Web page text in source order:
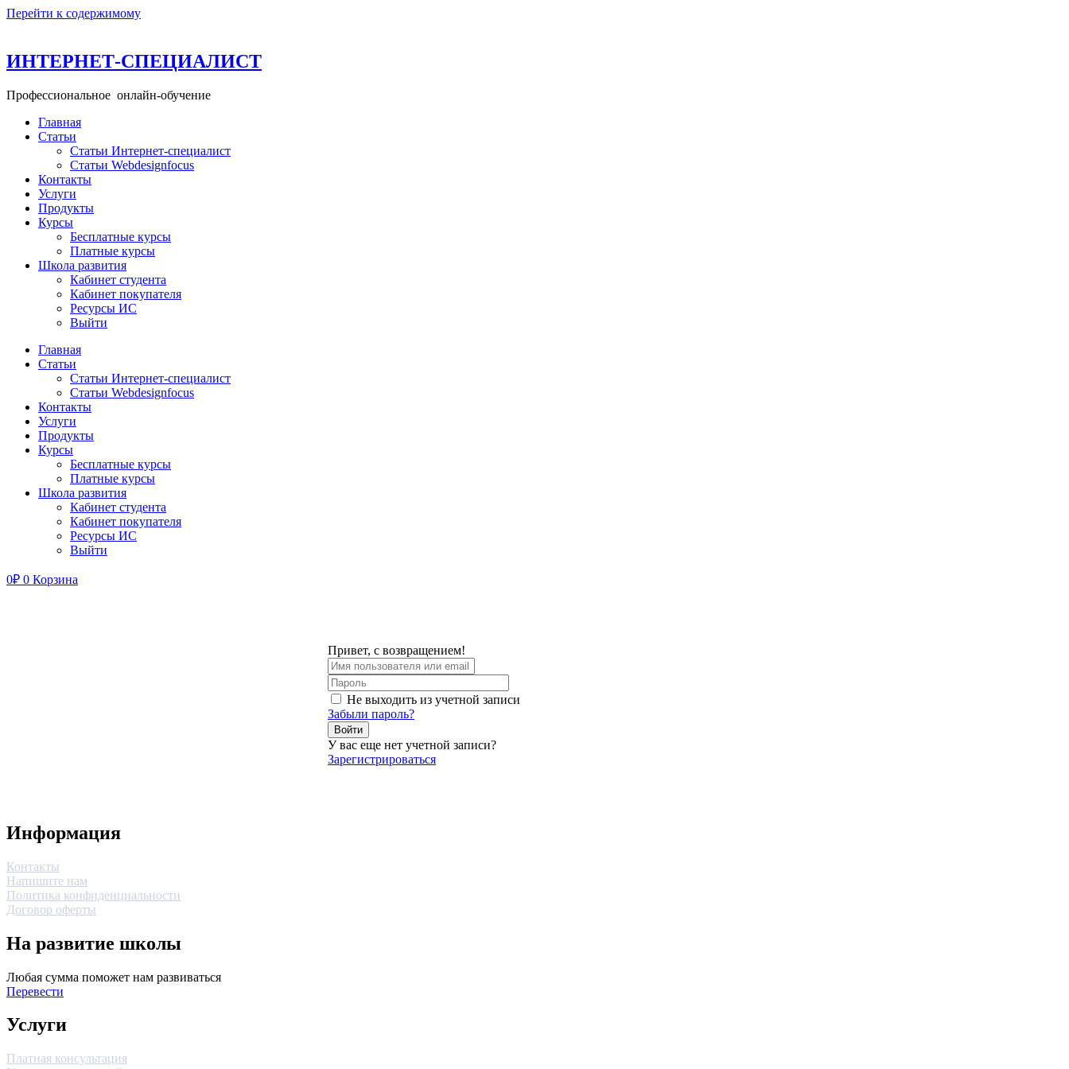
Перейти к содержимому
ИНТЕРНЕТ-СПЕЦИАЛИСТ
Профессиональное онлайн-обучение
Главная
Статьи
Статьи Интернет-специалист
Статьи Webdesignfocus
Контакты
Услуги
Продукты
Курсы
Бесплатные курсы
Платные курсы
Школа развития
Кабинет студента
Кабинет покупателя
Ресурсы ИС
Выйти
Главная
Статьи
Статьи Интернет-специалист
Статьи Webdesignfocus
Контакты
Услуги
Продукты
Курсы
Бесплатные курсы
Платные курсы
Школа развития
Кабинет студента
Кабинет покупателя
Ресурсы ИС
Выйти
0₽ 0 Корзина
Привет, с возвращением!
Не выходить из учетной записи
Забыли пароль?
Войти
У вас еще нет учетной записи?
Зарегистрироваться
Информация
Контакты
Напишите нам
Политика конфиденциальности
Договор оферты
На развитие школы
Любая сумма поможет нам развиваться
Перевести
Услуги
Платная консультация